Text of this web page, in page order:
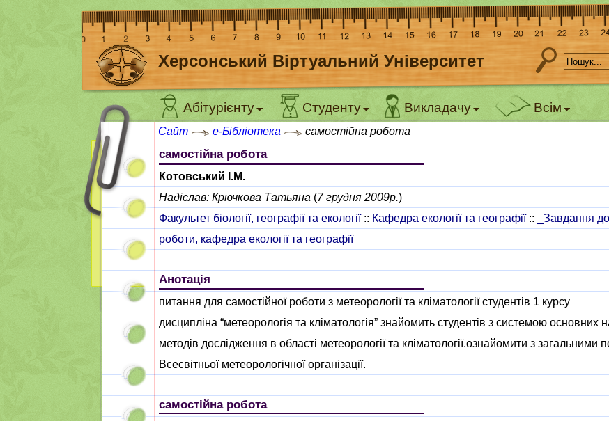
Херсонський Віртуальний Університет
Абітурієнту Студенту Викладачу Всім
Сайт e-Бібліотека самостійна робота
самостійна робота
Котовський І.М.
Надіслав: Крючкова Татьяна (7 грудня 2009р.)
Факультет біології, географії та екології:: Кафедра екології та географії::
_Завдання
роботи, кафедра екології та географії
Анотація
питання для самостійної роботи з метеорології та кліматології студентів 1 курсу
дисципліна “метеорологія та кліматологія” знайомить студентів з системою основних
методів дослідження в області метеорології та кліматології.ознайомити з загальними
Всесвітньої метеорологічної організації.
самостійна робота